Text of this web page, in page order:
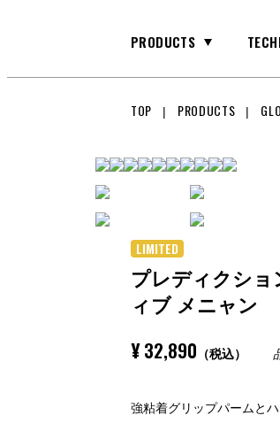
PRODUCTS
GKグラブ
バッグ
TOP PRODUCTS
LIMITED
プレディクシ
ィブ メニャン
¥ 32,890 （税込）
強粘着グリップパームと